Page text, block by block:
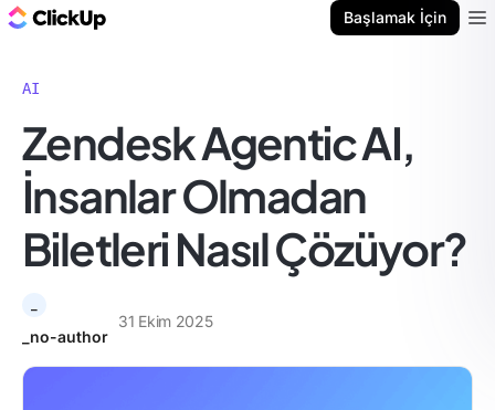
Başlamak İçin
AI
Zendesk Agentic AI,
İnsanlar Olmadan
Biletleri Nasıl Çözüyor?
_no-author
31 Ekim 2025